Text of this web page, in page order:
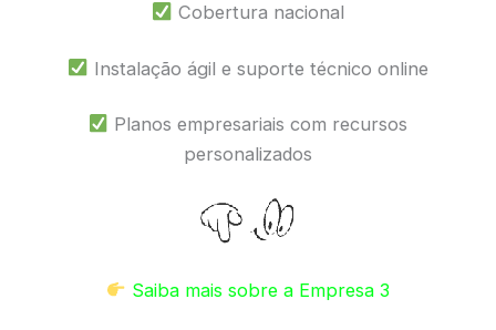
Cobertura nacional
Instalação ágil e suporte técnico online
Planos empresariais com recursos
personalizados
Saiba mais sobre a Empresa 3